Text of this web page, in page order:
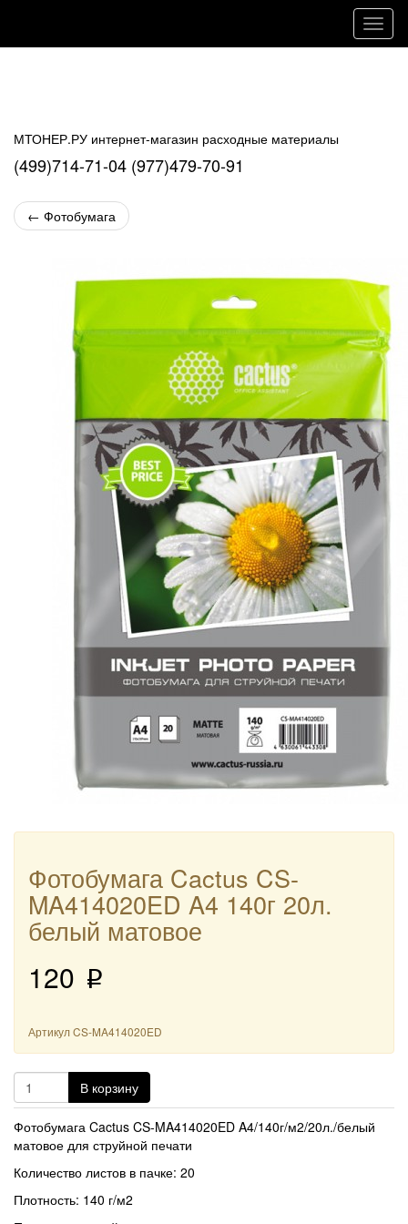
МТОНЕР.РУ интернет-магазин расходные материалы
(499)714-71-04 (977)479-70-91
← Фотобумага
Фотобумага Cactus CS-
MA414020ED A4 140г 20л.
белый матовое
120 p
АртикулCS-MA414020ED
В корзину
Фотобумага Cactus CS-MA414020ED A4/140г/м2/20л./белый
матовое для струйной печати
Количество листов в пачке: 20
Плотность: 140 г/м2